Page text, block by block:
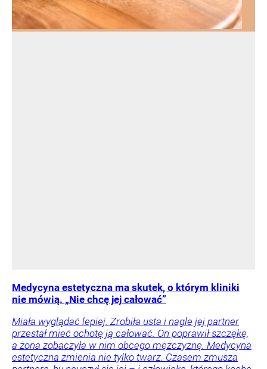
Medycyna estetyczna ma skutek, o którym kliniki
nie mówią. „Nie chcę jej całować”
Miała wyglądać lepiej. Zrobiła usta i nagle jej partner
przestał mieć ochotę ją całować. On poprawił szczękę,
a żona zobaczyła w nim obcego mężczyznę. Medycyna
estetyczna zmienia nie tylko twarz. Czasem zmusza